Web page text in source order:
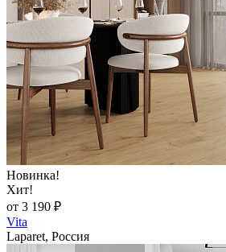
Новинка!
Хит!
от 3 190 ₽
Vita
Laparet, Россия